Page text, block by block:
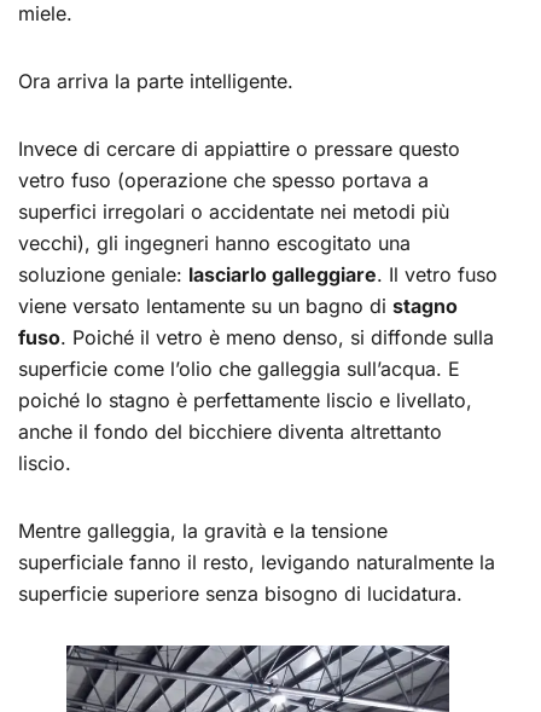
miele.
Ora arriva la parte intelligente.
Invece di cercare di appiattire o pressare questo
vetro fuso (operazione che spesso portava a
superfici irregolari o accidentate nei metodi più
vecchi), gli ingegneri hanno escogitato una
soluzione geniale: lasciarlo galleggiare. Il vetro fuso
viene versato lentamente su un bagno di stagno
fuso. Poiché il vetro è meno denso, si diffonde sulla
superficie come l’olio che galleggia sull’acqua. E
poiché lo stagno è perfettamente liscio e livellato,
anche il fondo del bicchiere diventa altrettanto
liscio.
Mentre galleggia, la gravità e la tensione
superficiale fanno il resto, levigando naturalmente la
superficie superiore senza bisogno di lucidatura.